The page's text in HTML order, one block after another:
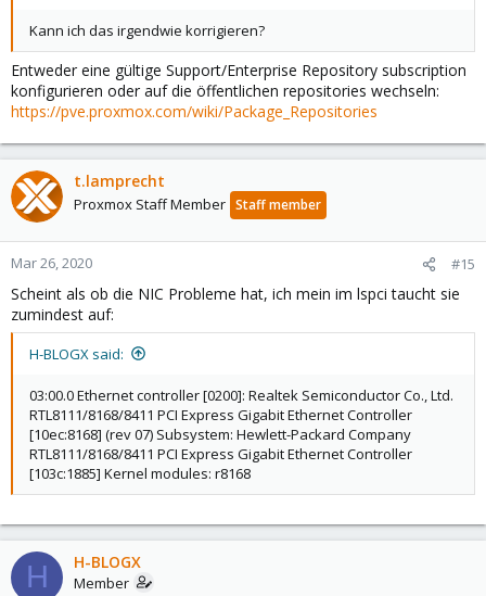
Kann ich das irgendwie korrigieren?
Entweder eine gültige Support/Enterprise Repository subscription
konfigurieren oder auf die öffentlichen repositories wechseln:
https://pve.proxmox.com/wiki/Package_Repositories
t.lamprecht
Proxmox Staff Member Staff member
Mar 26, 2020 #15
Scheint als ob die NIC Probleme hat, ich mein im lspci taucht sie
zumindest auf:
H-BLOGX said:
03:00.0 Ethernet controller [0200]: Realtek Semiconductor Co., Ltd.
RTL8111/8168/8411 PCI Express Gigabit Ethernet Controller
[10ec:8168] (rev 07) Subsystem: Hewlett-Packard Company
RTL8111/8168/8411 PCI Express Gigabit Ethernet Controller
[103c:1885] Kernel modules: r8168
H H-BLOGX
Member